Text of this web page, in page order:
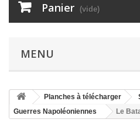
Panier (vide)
MENU
Planches à télécharger
Guerres Napoléoniennes
Le